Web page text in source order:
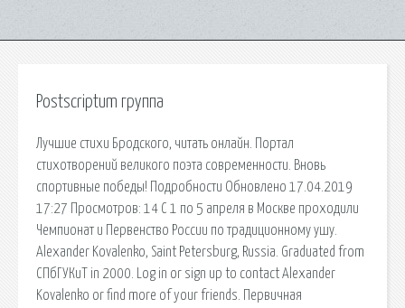
Postscriptum группа
Лучшие стихи Бродского, читать онлайн. Портал
стихотворений великого поэта современности. Вновь
спортивные победы! Подробности Обновлено 17.04.2019
17:27 Просмотров: 14 С 1 по 5 апреля в Москве проходили
Чемпионат и Первенство России по традиционному ушу.
Alexander Kovalenko, Saint Petersburg, Russia. Graduated from
СПбГУКиТ in 2000. Log in or sign up to contact Alexander
Kovalenko or find more of your friends. Первичная